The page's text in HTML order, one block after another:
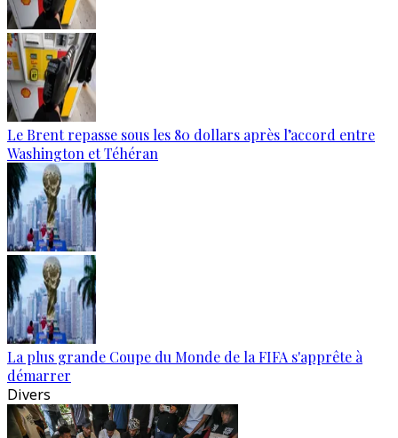
Le Brent repasse sous les 80 dollars après l’accord entre
Washington et Téhéran
La plus grande Coupe du Monde de la FIFA s'apprête à
démarrer
Divers